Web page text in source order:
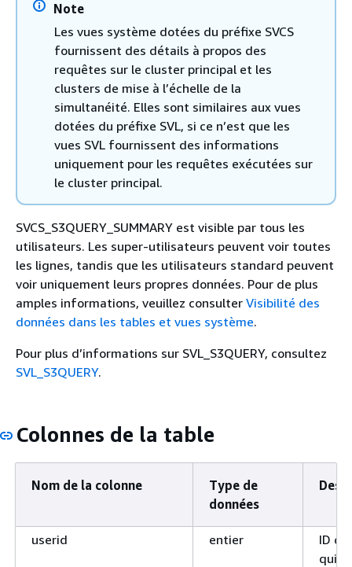
Note
Les vues système dotées du préfixe SVCS
fournissent des détails à propos des
requêtes sur le cluster principal et les
clusters de mise à l’échelle de la
simultanéité. Elles sont similaires aux vues
dotées du préfixe SVL, si ce n’est que les
vues SVL fournissent des informations
uniquement pour les requêtes exécutées sur
le cluster principal.
SVCS_S3QUERY_SUMMARY est visible par tous les
utilisateurs. Les super-utilisateurs peuvent voir toutes
les lignes, tandis que les utilisateurs standard peuvent
voir uniquement leurs propres données. Pour de plus
amples informations, veuillez consulter Visibilité des
données dans les tables et vues système.
Pour plus d’informations sur SVL_S3QUERY, consultez
SVL_S3QUERY.
Colonnes de la table
Nom de la colonne
Type de
données
userid entier
ID
qui a